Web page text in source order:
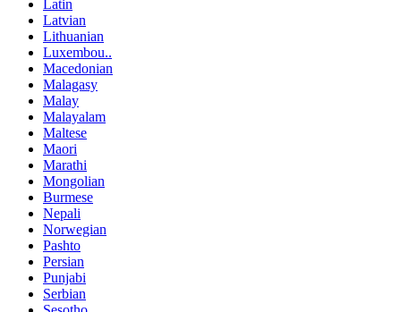
Latin
Latvian
Lithuanian
Luxembou..
Macedonian
Malagasy
Malay
Malayalam
Maltese
Maori
Marathi
Mongolian
Burmese
Nepali
Norwegian
Pashto
Persian
Punjabi
Serbian